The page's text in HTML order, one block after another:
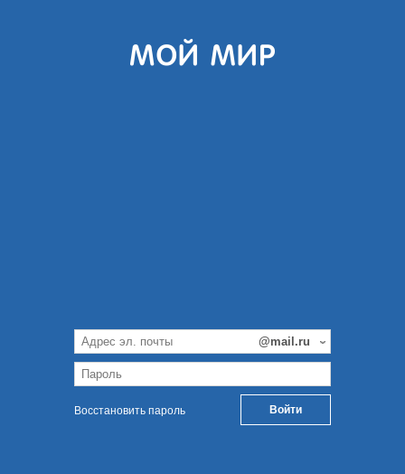
Восстановить пароль